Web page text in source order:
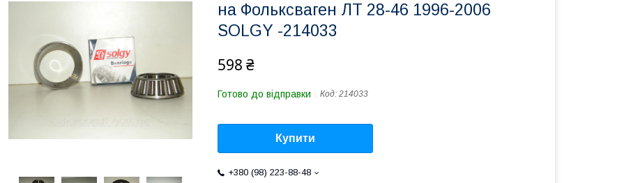
на Фольксваген ЛТ 28-46 1996-2006
SOLGY -214033
598 ₴
Готово до відправки Код: 214033
Купити
+380 (98) 223-88-48